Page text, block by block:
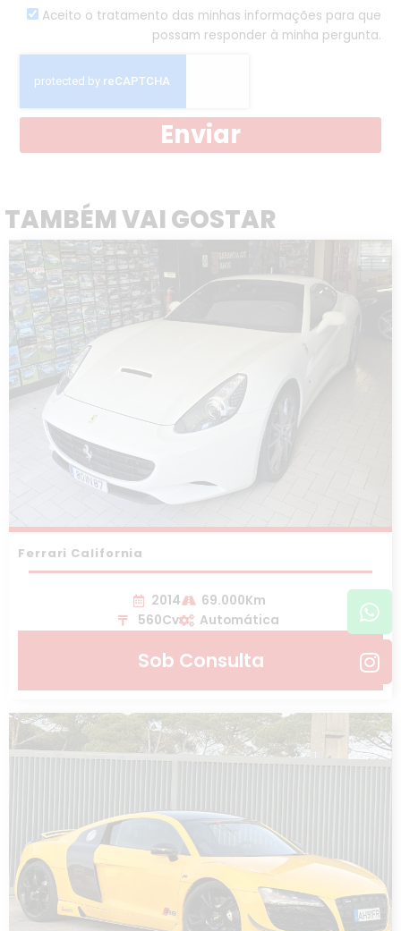
Aceito o tratamento das minhas informações para que
possam responder à minha pergunta.
Enviar
TAMBÉM VAI GOSTAR
Ferrari California
2014
69.000Km
560Cv
Automática
Sob Consulta